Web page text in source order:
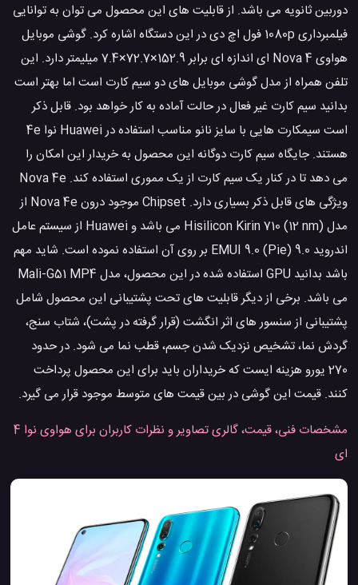
دوربین ثانویه می باشد. از قابلیت های این محصول می توان به توانایی
فیلمبرداری 1080p فول اچ دی در این دستگاه اشاره کرد. گوشی موبایل
هواوی Nova 4 ای اندازه ای برابر 152.9×72.7×7.4 میلیمتر دارد. این
تلفن همراه از مدل گوشی موبایل های دو سیم کارت است اما بهتر است
بدانید سیم کارت غیر فعال در حالت آماده به کار خواهد بود. قابل ذکر
است سیمکارت هایی با سایز نانو مناسب استفاده در Huawei نوا 4e
هستند. جایگاه سیم کارت دوگانه این محصول به خریدار این امکان را
می دهد تا در کنار یک سیم کارت از یک مموری استفاده کند. Nova 4e
ویژگی های قابل ذکر بسیاری دارد. Chipset موجود درون Nova 4e از
مدل Hisilicon Kirin 710 (12 nm) می باشد و Huawei از سیستم عامل
اندروید 9.0 (Pie) EMUI 9.0 بر روی آن استفاده نموده است. شاید مهم
باشد بدانید GPU استفاده شده در این محصول، مدل Mali-G51 MP4
می باشد. برخی از دیگر قابلیت های تحت پشتیبانی این محصول شامل
پشتیبانی از سنسور های اثر انگشت (قرار گرفته در پشت)، شتاب سنج،
گردش نما، تشخیص نزدیک شدن جسم، قطب نما می شود. در حدود
270 یورو هزینه ایست که خریداران باید برای این محصول پرداخت
کنند. قیمت این گوشی در بین قیمت های متوسط موجود قرار می گیرد.
مشخصات فنی، قیمت، گالری تصاویر و نظرات کاربران برای هواوی نوا 4
ای